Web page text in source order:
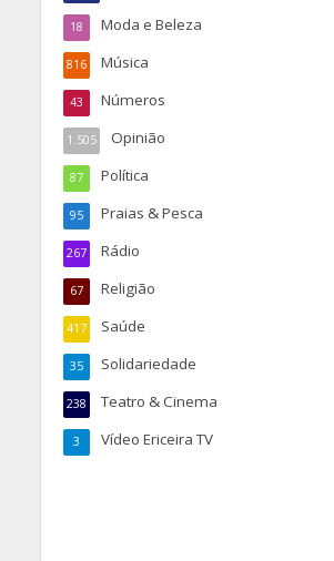
Moda e Beleza
18
Música
816
Números
43
Opinião
1.505
Política
87
Praias & Pesca
95
Rádio
267
Religião
67
Saúde
417
Solidariedade
35
Teatro & Cinema
238
Vídeo Ericeira TV
3